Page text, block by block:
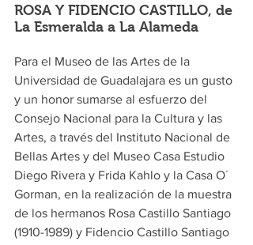
ROSA Y FIDENCIO CASTILLO, de
La Esmeralda a La Alameda
Para el Museo de las Artes de la
Universidad de Guadalajara es un gusto
y un honor sumarse al esfuerzo del
Consejo Nacional para la Cultura y las
Artes, a través del Instituto Nacional de
Bellas Artes y del Museo Casa Estudio
Diego Rivera y Frida Kahlo y la Casa O´
Gorman, en la realización de la muestra
de los hermanos Rosa Castillo Santiago
(1910-1989) y Fidencio Castillo Santiago